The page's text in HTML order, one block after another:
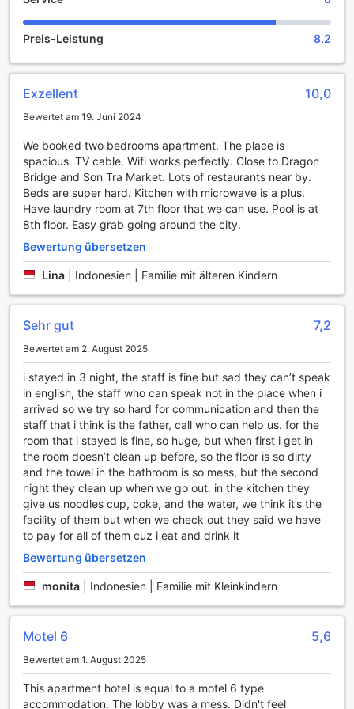
Das CITYPOINT APARTMENT in Da Nang, Vietnam, bietet
seinen Gästen eine beeindruckende Auswahl an
Sporteinrichtungen, die sowohl für Entspannung als auch
Highlight, das nicht nur zum Schwimmen einlädt, sondern
auch eine ruhige Atmosphäre für ein erfrischendes Workout
stilvollem Design und modernster Ausstattung, ist dieser
Pool der perfekte Ort, um nach einem langen Tag am
Strand oder bei Erkundungstouren in der Stadt neue
Energie zu tanken.
Für Sonnenanbeter und Outdoor-Enthusiasten steht der
Außenpool zur Verfügung, der mit seiner weitläufigen
einladet. Hier können Gäste nicht nur ihre Bahnen ziehen,
sondern auch entspannte Stunden am Wasser verbringen.
Die Kombination aus beiden Pools ermöglicht es den
Besuchern, sich nach Belieben zwischen drinnen und
Da Nang genießen. Ob für sportliche Aktivitäten oder zur
Erholung – die Schwimmmöglichkeiten im CITYPOINT
APARTMENT sind ein wahres Paradies für
Wassersportliebhaber und Erholungssuchende.
Bequeme Annehmlichkeiten im CITYPOINT APARTMENT
Das CITYPOINT APARTMENT in Da Nang bietet seinen
Gästen eine Vielzahl von praktischen Annehmlichkeiten, die
den Aufenthalt zu einem unvergesslichen Erlebnis machen.
Ein herausragendes Merkmal ist der Wäscheservice, der es
den Gästen ermöglicht, ihre Kleidung bequem reinigen zu
lassen, ohne sich um den Aufwand kümmern zu müssen.
Für diejenigen, die eine sofortige Lösung benötigen, steht
zudem ein Waschsalon zur Verfügung, der mit modernen
Geräten ausgestattet ist und jederzeit zugänglich ist.
Um den Aufenthalt noch angenehmer zu gestalten, bietet
der Ihnen bei der Planung von Ausflügen oder der Buchung
von Aktivitäten behilflich ist. Darüber hinaus können Sie in
kostenloses WLAN genießen, sodass Sie jederzeit mit
Reisepläne online aktualisieren können. Für Reisende, die
Preis-Leistung 8.2
Exzellent 10,0
Bewertet am 19. Juni 2024
We booked two bedrooms apartment. The place is
spacious. TV cable. Wifi works perfectly. Close to Dragon
Bridge and Son Tra Market. Lots of restaurants near by.
Beds are super hard. Kitchen with microwave is a plus.
Have laundry room at 7th floor that we can use. Pool is at
8th floor. Easy grab going around the city.
Bewertung übersetzen
Lina Indonesien | Familie mit älteren Kindern
Sehr gut 7,2
Bewertet am 2. August 2025
i stayed in 3 night, the staff is fine but sad they can’t speak
in english, the staff who can speak not in the place when i
arrived so we try so hard for communication and then the
staff that i think is the father, call who can help us. for the
room that i stayed is fine, so huge, but when first i get in
the room doesn’t clean up before, so the floor is so dirty
and the towel in the bathroom is so mess, but the second
night they clean up when we go out. in the kitchen they
give us noodles cup, coke, and the water, we think it’s the
facility of them but when we check out they said we have
to pay for all of them cuz i eat and drink it
Bewertung übersetzen
monita Indonesien | Familie mit Kleinkindern
Motel 6 5,6
Bewertet am 1. August 2025
This apartment hotel is equal to a motel 6 type
accommodation. The lobby was a mess. Didn't feel